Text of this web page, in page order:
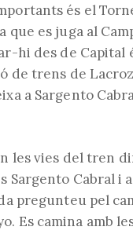
és el
que es juga al
hi des de Capital
de trens de
a Sargento
les vies del tren
Sargento Cabral i
pregunteu pel
Es camina amb